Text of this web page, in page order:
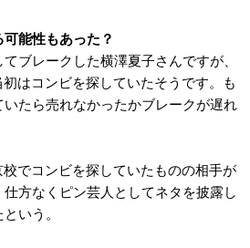
能性もあった？
ブレークした横澤夏子さんですが、
はコンビを探していたそうです。も
いたら売れなかったかブレークが遅れ
でコンビを探していたものの相手が
方なくピン芸人としてネタを披露し
いう。